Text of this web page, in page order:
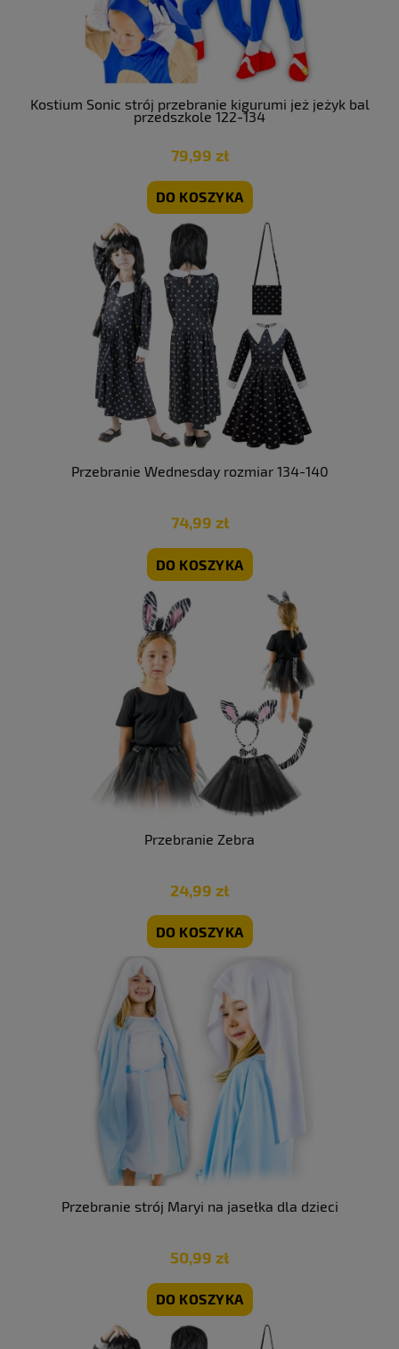
Kostium Sonic strój przebranie kigurumi jeż jeżyk bal
przedszkole 122-134
79,99 zł
DO KOSZYKA
Przebranie Wednesday rozmiar 134-140
74,99 zł
DO KOSZYKA
Przebranie Zebra
24,99 zł
DO KOSZYKA
Przebranie strój Maryi na jasełka dla dzieci
50,99 zł
DO KOSZYKA